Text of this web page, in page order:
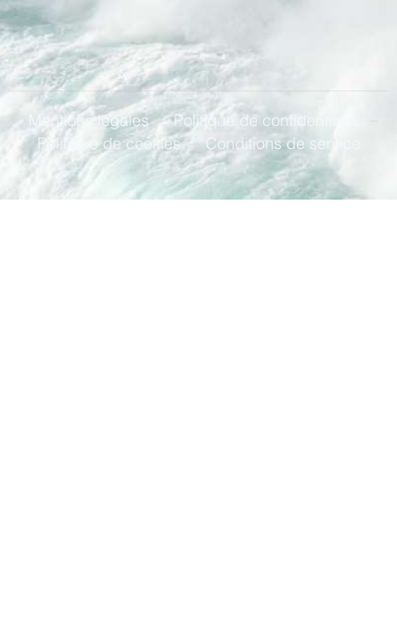
Mentions légales
Politique de confidentialité
Politique de cookies
Conditions de service